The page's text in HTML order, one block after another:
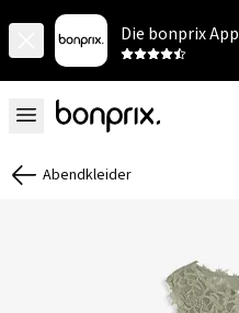
Die bonprix App
Abendkleider